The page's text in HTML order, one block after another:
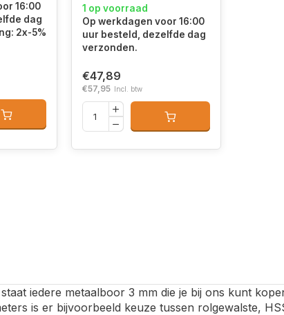
16:00
dag
2x-5%
1 op voorraad
Op werkdagen voor 16:00
uur besteld, dezelfde dag
verzonden.
€47,89
€57,95 Incl. btw
iedere metaalboor 3 mm die je bij ons kunt
is er bijvoorbeeld keuze tussen rolgewalste,